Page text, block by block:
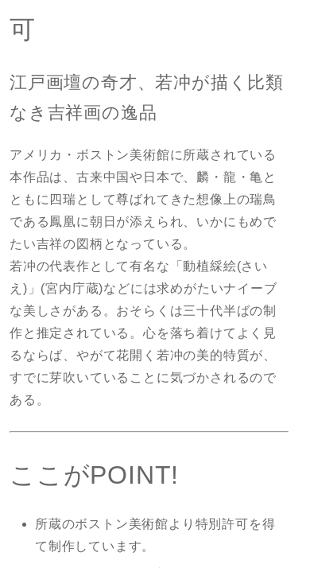
可
江戸画壇の奇才、若冲が描く比類
なき吉祥画の逸品
アメリカ・ボストン美術館に所蔵されている
本作品は、古来中国や日本で、麟・龍・亀と
ともに四瑞として尊ばれてきた想像上の瑞鳥
である鳳凰に朝日が添えられ、いかにもめで
たい吉祥の図柄となっている。
若冲の代表作として有名な「動植綵絵(さい
え)」(宮内庁蔵)などには求めがたいナイーブ
な美しさがある。おそらくは三十代半ばの制
作と推定されている。心を落ち着けてよく見
るならば、やがて花開く若冲の美的特質が、
すでに芽吹いていることに気づかされるので
ある。
ここがPOINT!
所蔵のボストン美術館より特別許可を得
て制作しています。